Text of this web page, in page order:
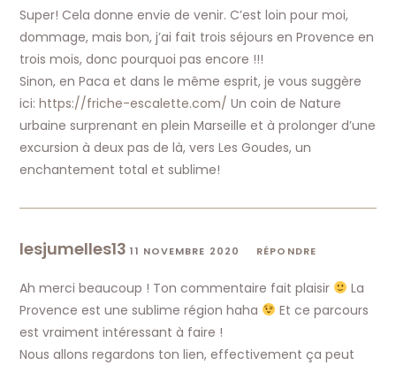
Super! Cela donne envie de venir. C’est loin pour moi,
dommage, mais bon, j’ai fait trois séjours en Provence en
trois mois, donc pourquoi pas encore !!!
Sinon, en Paca et dans le même esprit, je vous suggère
ici:https://friche-escalette.com/ Un coin de Nature
urbaine surprenant en plein Marseille et à prolonger d’une
excursion à deux pas de là, vers Les Goudes, un
enchantement total et sublime!
lesjumelles13 11 NOVEMBRE 2020 RÉPONDRE
Ah merci beaucoup ! Ton commentaire fait plaisir
La
Provence est une sublime région haha
Et ce parcours
est vraiment intéressant à faire !
Nous allons regardons ton lien, effectivement ça peut